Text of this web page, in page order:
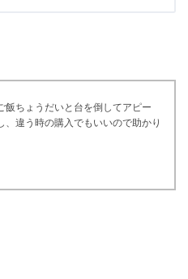
飯ちょうだいと台を倒してアピー
、違う時の購入でもいいので助かり